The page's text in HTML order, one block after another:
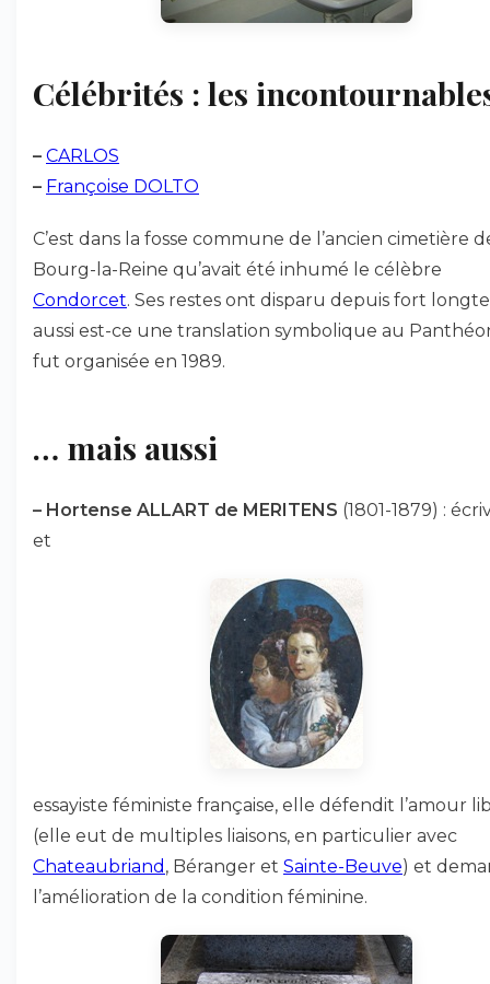
Célébrités : les
– CARLOS
– Françoise DOLTO
C’est dans la fosse commune de l’ancien cimetière
Bourg-la-Reine qu’avait été inhumé le célèbre
Condorcet. Ses restes ont disparu depuis fort
aussi est-ce une translation symbolique au
fut organisée en 1989.
… mais aussi
– Hortense ALLART de MERITENS (1801-1879) :
et
essayiste féministe française, elle défendit l’amour
(elle eut de multiples liaisons, en particulier avec
Chateaubriand , Béranger et Sainte-Beuve) et
l’amélioration de la condition féminine.